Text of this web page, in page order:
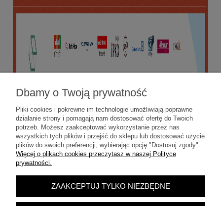
POKAŻ PEŁNĄ WERSJĘ STRONY
Sklep internetowy Shoper.pl
Dbamy o Twoją prywatność
Pliki cookies i pokrewne im technologie umożliwiają poprawne
działanie strony i pomagają nam dostosować ofertę do Twoich
potrzeb. Możesz zaakceptować wykorzystanie przez nas
wszystkich tych plików i przejść do sklepu lub dostosować użycie
plików do swoich preferencji, wybierając opcję "Dostosuj zgody".
Więcej o plikach cookies przeczytasz w naszej Polityce
prywatności.
ZAAKCEPTUJ TYLKO NIEZBĘDNE